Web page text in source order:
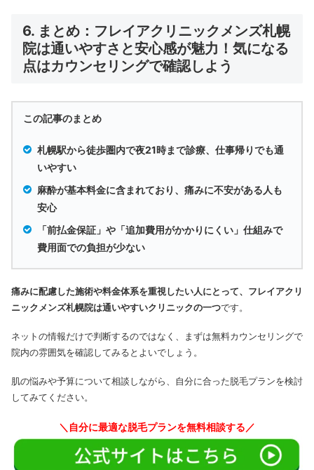
6. まとめ：フレイアクリニックメンズ札幌
院は通いやすさと安心感が魅力！気になる
点はカウンセリングで確認しよう
この記事のまとめ
札幌駅から徒歩圏内で夜21時まで診療、仕事帰りでも通
いやすい
麻酔が基本料金に含まれており、痛みに不安がある人も
安心
「前払金保証」や「追加費用がかかりにくい」仕組みで
費用面での負担が少ない
痛みに配慮した施術や料金体系を重視したい人にとって、フレイアクリ
ニックメンズ札幌院は通いやすいクリニックの一つです。
ネットの情報だけで判断するのではなく、まずは無料カウンセリングで
院内の雰囲気を確認してみるとよいでしょう。
肌の悩みや予算について相談しながら、自分に合った脱毛プランを検討
してみてください。
＼自分に最適な脱毛プランを無料相談する／